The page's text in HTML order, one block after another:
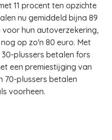
11 procent ten opzichte
nu gemiddeld bijna 89
hun autoverzekering,
op zo'n 80 euro. Met
plussers betalen fors
een premiestijging van
70-plussers betalen
voorheen.